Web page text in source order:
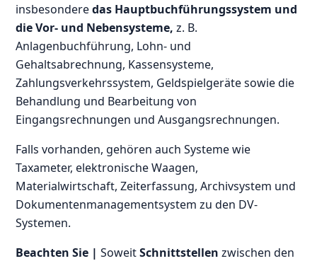
insbesonderedas Hauptbuchführungssystem und
die Vor- und Nebensysteme, z. B.
Anlagenbuchführung, Lohn- und
Gehaltsabrechnung, Kassensysteme,
Zahlungsverkehrssystem, Geldspielgeräte sowie die
Behandlung und Bearbeitung von
Eingangsrechnungen und Ausgangsrechnungen.
Falls vorhanden, gehören auch Systeme wie
Taxameter, elektronische Waagen,
Materialwirtschaft, Zeiterfassung, Archivsystem und
Dokumentenmanagementsystem zu den DV-
Systemen.
Beachten Sie |SoweitSchnittstellen zwischen den